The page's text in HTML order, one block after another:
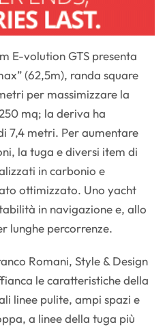
E-volution GTS presenta
(62,5m), randa square
per massimizzare la
mq; la deriva ha
7,4 metri. Per aumentare
la tuga e diversi item di
in carbonio e
ottimizzato. Uno yacht
in navigazione e, allo
lunghe percorrenze.
Romani, Style & Design
le caratteristiche della
linee pulite, ampi spazi e
a linee della tuga più